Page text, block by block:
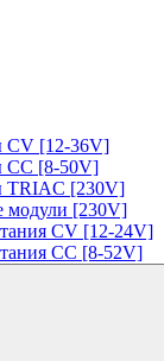
[12-36V]
[8-50V]
[230V]
модули [230V]
CV [12-24V]
CC [8-52V]